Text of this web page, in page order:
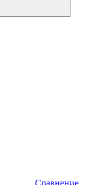
Сравнение